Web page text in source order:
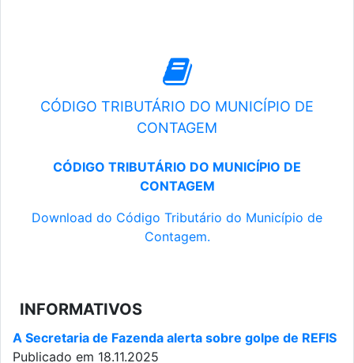
CÓDIGO TRIBUTÁRIO DO MUNICÍPIO DE
CONTAGEM
CÓDIGO TRIBUTÁRIO DO MUNICÍPIO DE
CONTAGEM
Download do Código Tributário do Município de
Contagem.
INFORMATIVOS
A Secretaria de Fazenda alerta sobre golpe de REFIS
Publicado em 18.11.2025